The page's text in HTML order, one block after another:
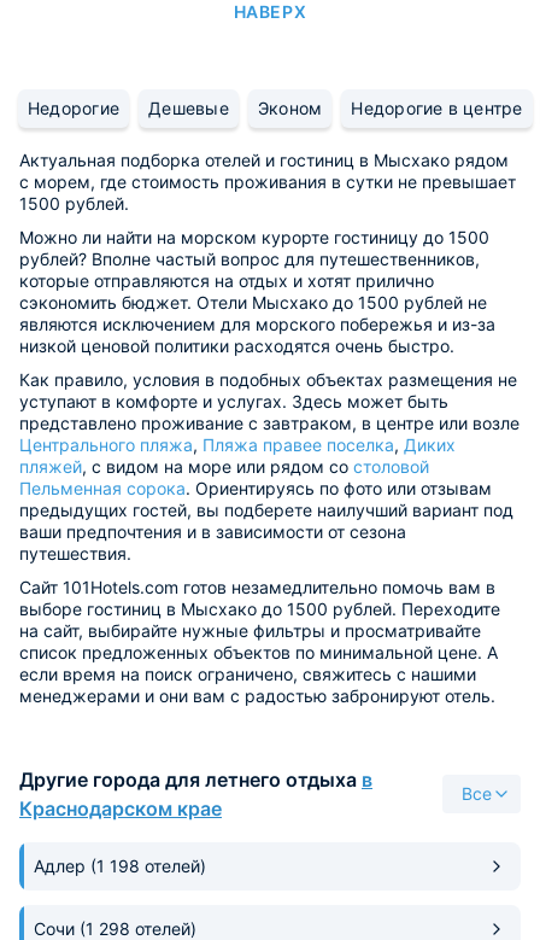
НАВЕРХ
Недорогие Дешевые Эконом Недорогие в центре
Актуальная подборка отелей и гостиниц в Мысхако рядом
с морем, где стоимость проживания в сутки не превышает
1500 рублей.
Можно ли найти на морском курорте гостиницу до 1500
рублей? Вполне частый вопрос для путешественников,
которые отправляются на отдых и хотят прилично
сэкономить бюджет. Отели Мысхако до 1500 рублей не
являются исключением для морского побережья и из-за
низкой ценовой политики расходятся очень быстро.
Как правило, условия в подобных объектах размещения не
уступают в комфорте и услугах. Здесь может быть
представлено проживание с завтраком, в центре или возле
Центрального пляжа, Пляжа правее поселка, Диких
пляжей, с видом на море или рядом со столовой
Пельменная сорока. Ориентируясь по фото или отзывам
предыдущих гостей, вы подберете наилучший вариант под
ваши предпочтения и в зависимости от сезона
путешествия.
Сайт 101Hotels.com готов незамедлительно помочь вам в
выборе гостиниц в Мысхако до 1500 рублей. Переходите
на сайт, выбирайте нужные фильтры и просматривайте
список предложенных объектов по минимальной цене. А
если время на поиск ограничено, свяжитесь с нашими
менеджерами и они вам с радостью забронируют отель.
Другие города для летнего отдыха в
Краснодарском крае
Все
Адлер (1 198 отелей)
Сочи (1 298 отелей)